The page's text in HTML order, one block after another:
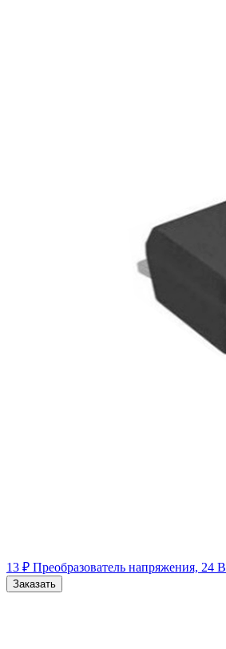
13 ₽ Преобразователь напряжения, 24 В
Заказать